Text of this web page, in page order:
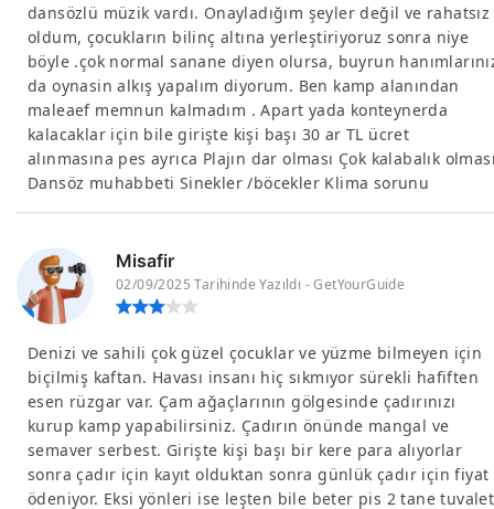
dansözlü müzik vardı. Onayladığım şeyler değil ve rahatsız
oldum, çocukların bilinç altına yerleştiriyoruz sonra niye
böyle .çok normal sanane diyen olursa, buyrun
da oynasin alkış yapalım diyorum. Ben kamp alanından
maleaef memnun kalmadım . Apart yada konteynerda
kalacaklar için bile girişte kişi başı 30 ar TL ücret
alınmasına pes ayrıca Plajın dar olması Çok kalabalık
Dansöz muhabbeti Sinekler /böcekler Klima sorunu
Misafir
02/09/2025 Tarihinde Yazıldı - GetYourGuide
Denizi ve sahili çok güzel çocuklar ve yüzme bilmeyen için
biçilmiş kaftan. Havası insanı hiç sıkmıyor sürekli hafiften
esen rüzgar var. Çam ağaçlarının gölgesinde çadırınızı
kurup kamp yapabilirsiniz. Çadırın önünde mangal ve
semaver serbest. Girişte kişi başı bir kere para alıyorlar
sonra çadır için kayıt olduktan sonra günlük çadır için fiyat
ödeniyor. Eksi yönleri ise leşten bile beter pis 2 tane